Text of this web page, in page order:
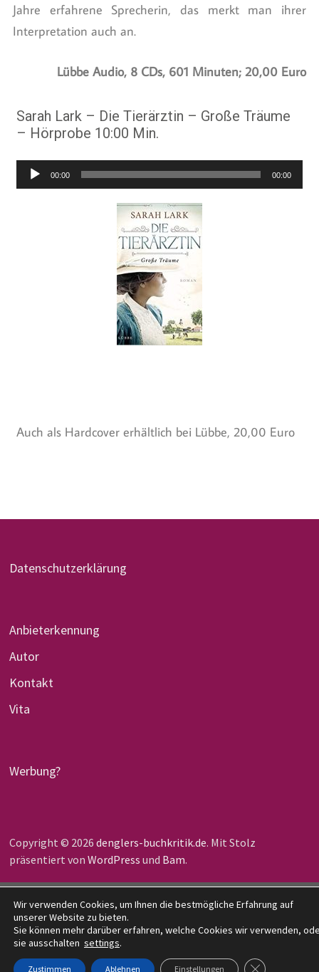
Jahre erfahrene Sprecherin, das merkt man ihrer
Interpretation auch an.
Lübbe Audio, 8 CDs, 601 Minuten; 20,00 Euro
Sarah Lark – Die Tierärztin – Große Träume
– Hörprobe 10:00 Min.
Audio-
Player
00:00 00:00
Auch als Hardcover erhältlich bei Lübbe, 20,00 Euro
Datenschutzerklärung
Anbieterkennung
Autor
Kontakt
Vita
Werbung?
Copyright © 2026 denglers-buchkritik.de. Mit Stolz
präsentiert von WordPress und Bam.
Wir verwenden Cookies, um Ihnen die bestmögliche Erfahrung auf
unserer Website zu bieten.
Sie können mehr darüber erfahren, welche Cookies wir verwenden,
sie ausschalten settings.
Zustimmen Ablehnen Einstellungen GDPR COOKIE-